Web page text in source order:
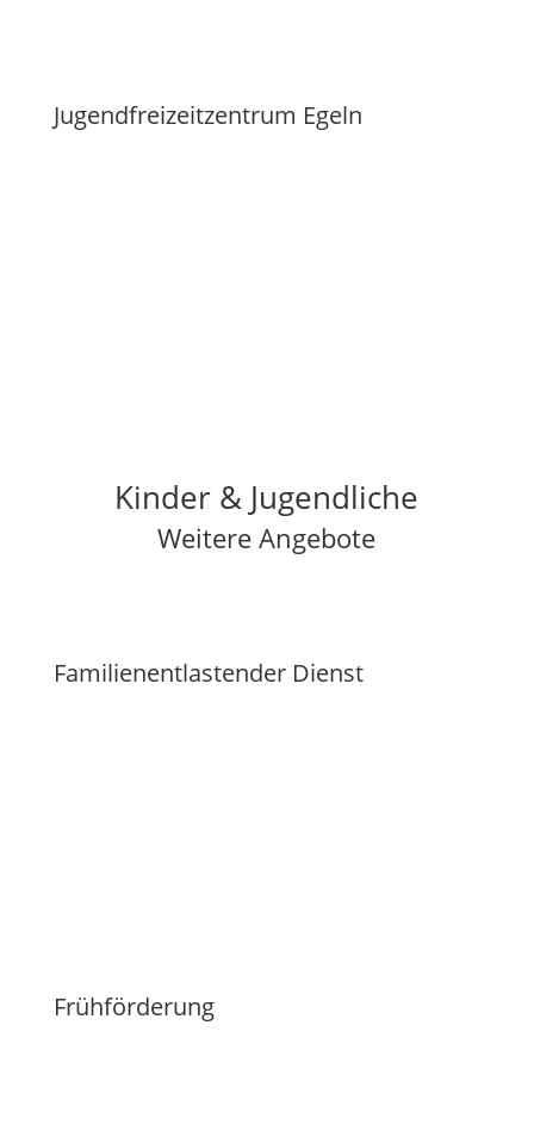
Jugendfreizeitzentrum Egeln
Kinder & Jugendliche
Weitere Angebote
Familienentlastender Dienst
Frühförderung